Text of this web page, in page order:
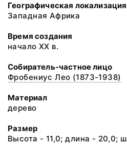
Географическая
Западная Африка
Время создания
начало XX в.
Собиратель-частное лицо
Фробениус Лео (1873-1938)
Материал
дерево
Размер
Высота - 11,0; длина - 20,0;